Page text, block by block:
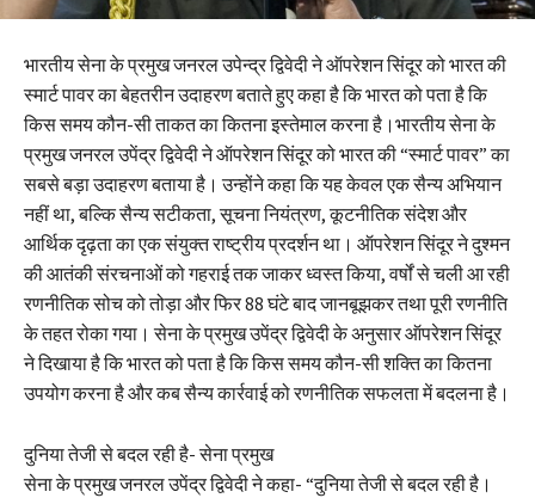
भारतीय सेना के प्रमुख जनरल उपेन्द्र द्विवेदी ने ऑपरेशन सिंदूर को भारत की
स्मार्ट पावर का बेहतरीन उदाहरण बताते हुए कहा है कि भारत को पता है कि
किस समय कौन-सी ताकत का कितना इस्तेमाल करना है।भारतीय सेना के
प्रमुख जनरल उपेंद्र द्विवेदी ने ऑपरेशन सिंदूर को भारत की “स्मार्ट पावर” का
सबसे बड़ा उदाहरण बताया है। उन्होंने कहा कि यह केवल एक सैन्य अभियान
नहीं था, बल्कि सैन्य सटीकता, सूचना नियंत्रण, कूटनीतिक संदेश और
आर्थिक दृढ़ता का एक संयुक्त राष्ट्रीय प्रदर्शन था। ऑपरेशन सिंदूर ने दुश्मन
की आतंकी संरचनाओं को गहराई तक जाकर ध्वस्त किया, वर्षों से चली आ रही
रणनीतिक सोच को तोड़ा और फिर 88 घंटे बाद जानबूझकर तथा पूरी रणनीति
के तहत रोका गया। सेना के प्रमुख उपेंद्र द्विवेदी के अनुसार ऑपरेशन सिंदूर
ने दिखाया है कि भारत को पता है कि किस समय कौन-सी शक्ति का कितना
उपयोग करना है और कब सैन्य कार्रवाई को रणनीतिक सफलता में बदलना है।
दुनिया तेजी से बदल रही है- सेना प्रमुख
सेना के प्रमुख जनरल उपेंद्र द्विवेदी ने कहा- “दुनिया तेजी से बदल रही है।